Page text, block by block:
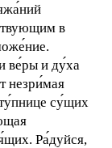
в
ве́ры и ду́ха
незри́мая
су́щих
Ра́дуйся,